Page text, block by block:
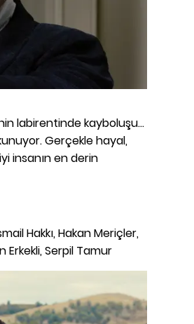
labirentinde kayboluşu...
Gerçekle hayal,
insanın en derin
Hakkı, Hakan Meriçler,
Serpil Tamur